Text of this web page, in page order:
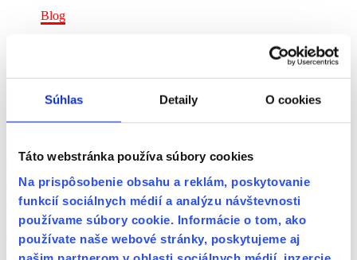
Súhlas Detaily O cookies
Táto webstránka používa súbory cookies
Na prispôsobenie obsahu a reklám, poskytovanie
funkcií sociálnych médií a analýzu návštevnosti
používame súbory cookie. Informácie o tom, ako
používate naše webové stránky, poskytujeme aj
Blog
Rekonštrukcia bytu v Piešťanoch
Tento byt v Piešťanoch sme začali riešiť na prelome minulého a
tohto roka – v období, keď klienti potrebovali všetko zvládnuť
naozaj rýchlo. Práve tu sa ukázala naša flexibilita, schopnosť…
čítať ďalej